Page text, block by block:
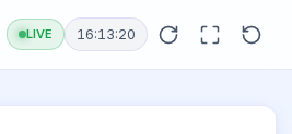
LIVE 16:13:20